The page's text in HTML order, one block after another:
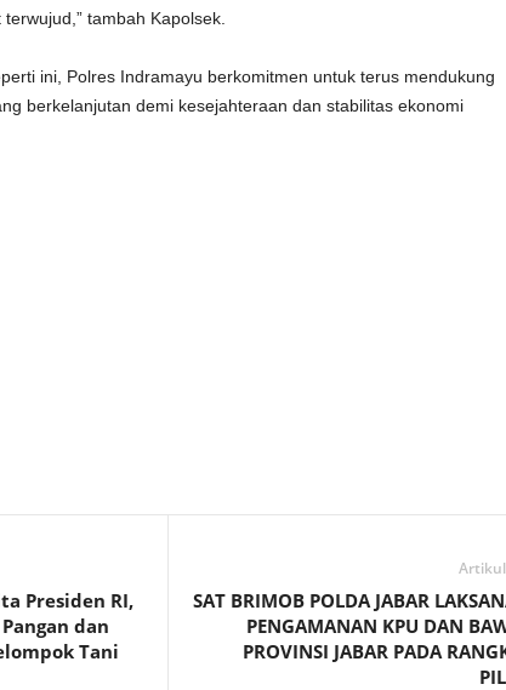
tambah Kapolsek.
ini, Polres Indramayu berkomitmen untuk terus mendukung
berkelanjutan demi kesejahteraan dan stabilitas ekonomi
Presiden RI,
dan
Tani
SAT BRIMOB POLDA JABAR
PENGAMANAN KPU DAN
PROVINSI JABAR PADA